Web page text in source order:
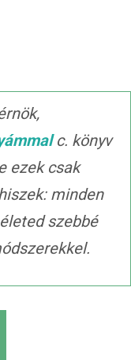
c. könyv
ezek csak
minden
szebbé